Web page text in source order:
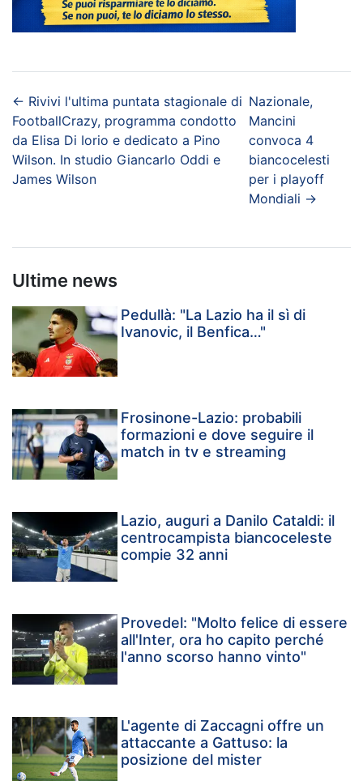
← Rivivi l'ultima puntata stagionale di
FootballCrazy, programma condotto
da Elisa Di Iorio e dedicato a Pino
Wilson. In studio Giancarlo Oddi e
James Wilson
Nazionale,
Mancini
convoca 4
biancocelesti
per i playoff
Mondiali →
Ultime news
Pedullà: "La Lazio ha il sì di
Ivanovic, il Benfica…"
Frosinone-Lazio: probabili
formazioni e dove seguire il
match in tv e streaming
Lazio, auguri a Danilo Cataldi: il
centrocampista biancoceleste
compie 32 anni
Provedel: "Molto felice di essere
all'Inter, ora ho capito perché
l'anno scorso hanno vinto"
L'agente di Zaccagni offre un
attaccante a Gattuso: la
posizione del mister